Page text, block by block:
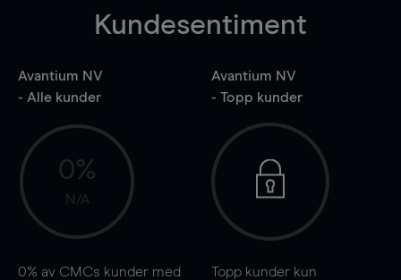
Kundesentiment
Avantium NV
- Alle kunder
0%
N/A
0% av CMCs kunder med
Avantium NV
- Topp kunder
Topp kunder kun